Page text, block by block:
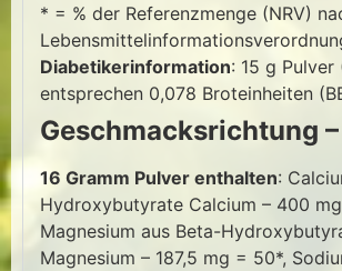
* = % der Referenzmenge (NRV)
Diabetikerinformation: 15 g
entsprechen 0,078 Broteinheiten
Geschmacksrichtung
16 Gramm Pulver enthalten:
Hydroxybutyrate Calcium – 400
Magnesium aus Beta-
Magnesium – 187,5 mg = 50*,